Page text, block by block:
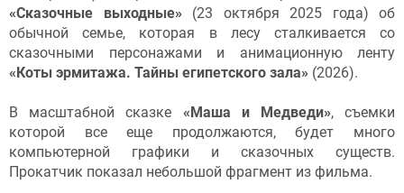
«Сказочные выходные» (23 октября 2025 года) об
обычной семье, которая в лесу сталкивается со
сказочными персонажами и анимационную ленту
«Коты эрмитажа. Тайны египетского зала» (2026).
В масштабной сказке «Маша и Медведи», съемки
которой все еще продолжаются, будет много
компьютерной графики и сказочных существ.
Прокатчик показал небольшой фрагмент из фильма.